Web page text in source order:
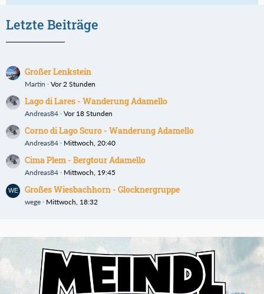
Letzte Beiträge
Großer Lenkstein
Martin Vor 2 Stunden
Lago di Lares - Wanderung Adamello
Andreas84 Vor 18 Stunden
Corno di Lago Scuro - Wanderung Adamello
Andreas84 Mittwoch, 20:40
Cima Plem - Bergtour Adamello
Andreas84 Mittwoch, 19:45
Großes Wiesbachhorn - Glocknergruppe
wege Mittwoch, 18:32